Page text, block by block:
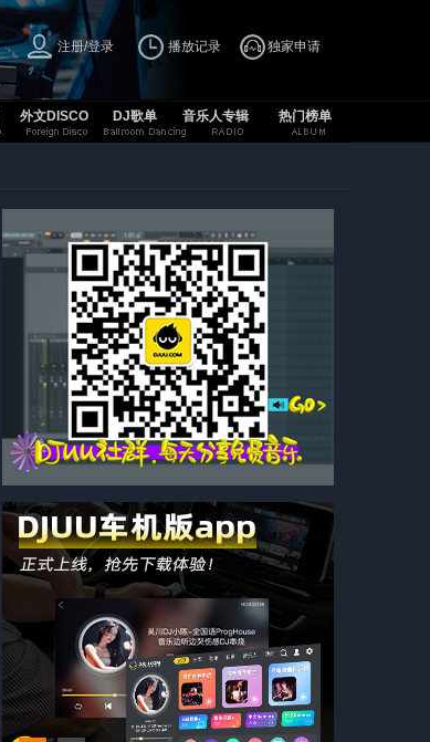
注册/登录 播放记录 独家申请
外文DISCO DJ歌单 音乐人专辑 热门榜单